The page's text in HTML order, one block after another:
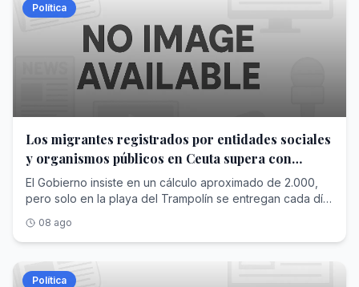
Política
Los migrantes registrados por entidades sociales
y organismos públicos en Ceuta supera con
creces las cifras de Interior
El Gobierno insiste en un cálculo aproximado de 2.000,
pero solo en la playa del Trampolín se entregan cada día
08 ago
Política